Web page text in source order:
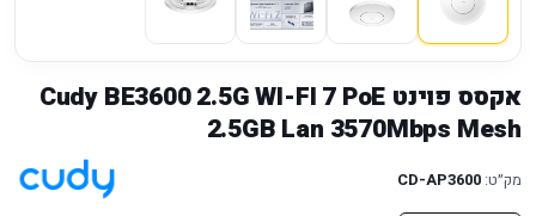
אקסס פוינט Cudy BE3600 2.5G WI-FI 7 PoE
2.5GB Lan 3570Mbps Mesh
מק״ט: CD-AP3600